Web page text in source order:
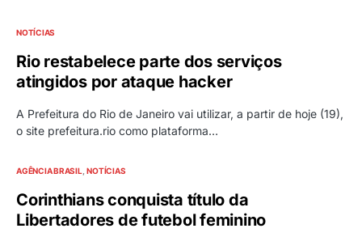
NOTÍCIAS
Rio restabelece parte dos serviços
atingidos por ataque hacker
A Prefeitura do Rio de Janeiro vai utilizar, a partir de hoje (19),
o site prefeitura.rio como plataforma…
AGÊNCIA BRASIL NOTÍCIAS
Corinthians conquista título da
Libertadores de futebol feminino